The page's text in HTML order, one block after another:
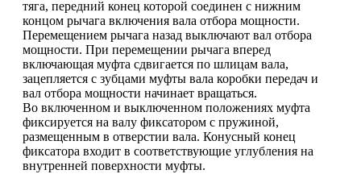
тяга, передний конец которой соединен с нижним
концом рычага включения вала отбора мощности.
Перемещением рычага назад выключают вал отбора
мощности. При перемещении рычага вперед
включающая муфта сдвигается по шлицам вала,
зацепляется с зубцами муфты вала коробки передач и
вал отбора мощности начинает вращаться.
Во включенном и выключенном положениях муфта
фиксируется на валу фиксатором с пружиной,
размещенным в отверстии вала. Конусный конец
фиксатора входит в соответствующие углубления на
внутренней поверхности муфты.